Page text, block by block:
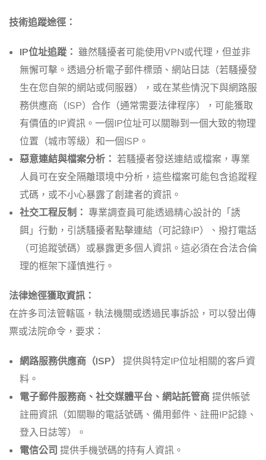
技術追蹤途徑：
IP位址追蹤： 雖然騷擾者可能使用VPN或代理，但並非
無懈可擊。透過分析電子郵件標頭、網站日誌（若騷擾發
生在您自架的網站或伺服器），或在某些情況下與網路服
務供應商（ISP）合作（通常需要法律程序），可能獲取
有價值的IP資訊。一個IP位址可以關聯到一個大致的物理
位置（城市等級）和一個ISP。
惡意連結與檔案分析： 若騷擾者發送連結或檔案，專業
人員可在安全隔離環境中分析，這些檔案可能包含追蹤程
式碼，或不小心暴露了創建者的資訊。
社交工程反制： 專業調查員可能透過精心設計的「誘
餌」行動，引誘騷擾者點擊連結（可記錄IP）、撥打電話
（可追蹤號碼）或暴露更多個人資訊。這必須在合法合倫
理的框架下謹慎進行。
法律途徑獲取資訊：
在許多司法管轄區，執法機關或透過民事訴訟，可以發出傳
票或法院命令，要求：
網路服務供應商（ISP）
提供與特定IP位址相關的客戶資
料。
電子郵件服務商、社交媒體平台、網站託管商提供帳號
註冊資訊（如關聯的電話號碼、備用郵件、註冊IP記錄、
登入日誌等）。
電信公司 提供手機號碼的持有人資訊。